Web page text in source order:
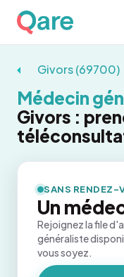
Givors (69700)
Médecin
Givors :
SANS RENDEZ-
Un
Rejoignez la file
généraliste
vous soyez.